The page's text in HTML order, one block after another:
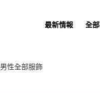
最新情報 全
男性全部服飾